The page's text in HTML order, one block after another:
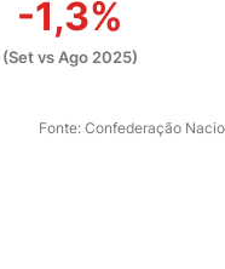
-1,3%
(Set vs Ago 2025)
Fonte: Confederação